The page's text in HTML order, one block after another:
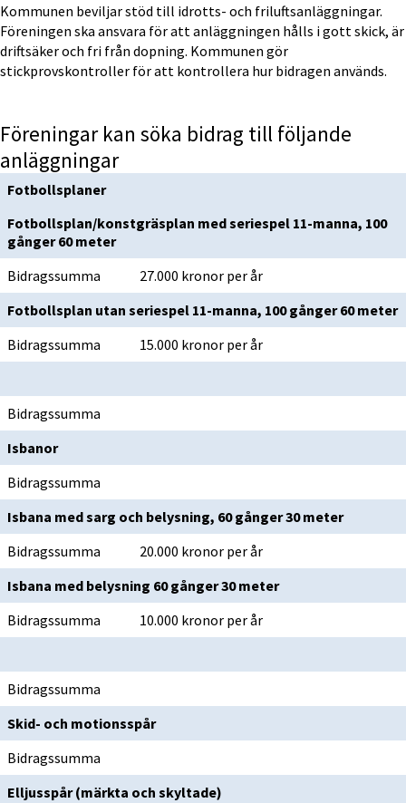
Kommunen beviljar stöd till idrotts- och friluftsanläggningar.
Föreningen ska ansvara för att anläggningen hålls i gott skick, är
driftsäker och fri från dopning. Kommunen gör
stickprovskontroller för att kontrollera hur bidragen används.
Föreningar kan söka bidrag till följande
anläggningar
Fotbollsplaner
Fotbollsplan/konstgräsplan med seriespel 11-manna, 100
gånger 60 meter
Bidragssumma
27.000 kronor per år
Fotbollsplan utan seriespel 11-manna, 100 gånger 60 meter
Bidragssumma
15.000 kronor per år
Bidragssumma
Isbanor
Bidragssumma
Isbana med sarg och belysning, 60 gånger 30 meter
Bidragssumma
20.000 kronor per år
Isbana med belysning 60 gånger 30 meter
Bidragssumma
10.000 kronor per år
Bidragssumma
Skid- och motionsspår
Bidragssumma
Elljusspår (märkta och skyltade)